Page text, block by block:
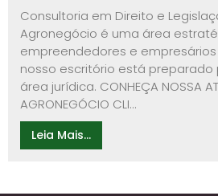
Consultoria em Direito e
Agronegócio é uma área
empreendedores e
nosso escritório está preparado
área jurídica. CONHEÇA NOSSA
AGRONEGÓCIO CLI...
Leia Mais...